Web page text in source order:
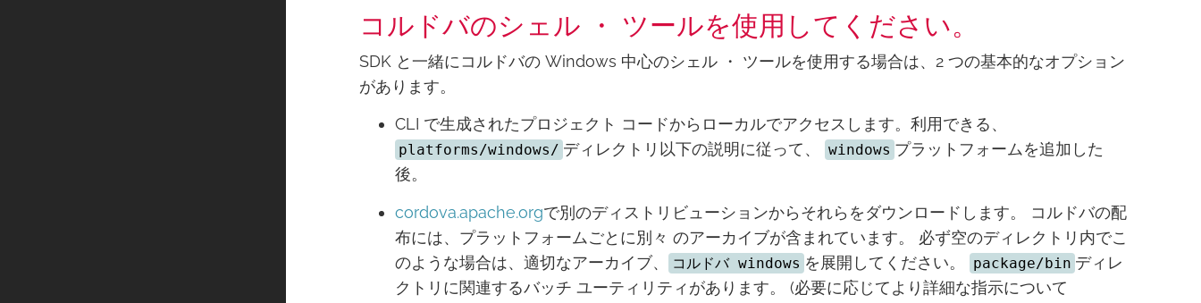
コルドバのシェル ・ ツールを使用してください。
SDK と一緒にコルドバの Windows 中心のシェル ・ ツールを使用する場合は、2 つの基本的なオプション
があります。
CLI で生成されたプロジェクト コードからローカルでアクセスします。利用できる、
platforms/windows/ ディレクトリ以下の説明に従って、 windows プラットフォームを追加した
後。
cordova.apache.orgで別のディストリビューションからそれらをダウンロードします。 コルドバの配
布には、プラットフォームごとに別々 のアーカイブが含まれています。 必ず空のディレクトリ内でこ
のような場合は、適切なアーカイブ、
コルドバ windows を展開してください。 package/bin ディレ
クトリに関連するバッチ ユーティリティがあります。 (必要に応じてより詳細な指示について